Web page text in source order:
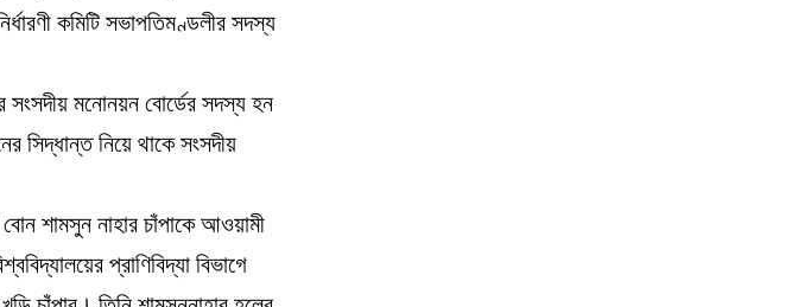
কমিটি সভাপতিমণ্ডলীর সদস্য
সংসদীয় মনোনয়ন বোর্ডের সদস্য হন
সিদ্ধান্ত নিয়ে থাকে সংসদীয়
শামসুন নাহার চাঁপাকে আওয়ামী
প্রাণিবিদ্যা বিভাগে